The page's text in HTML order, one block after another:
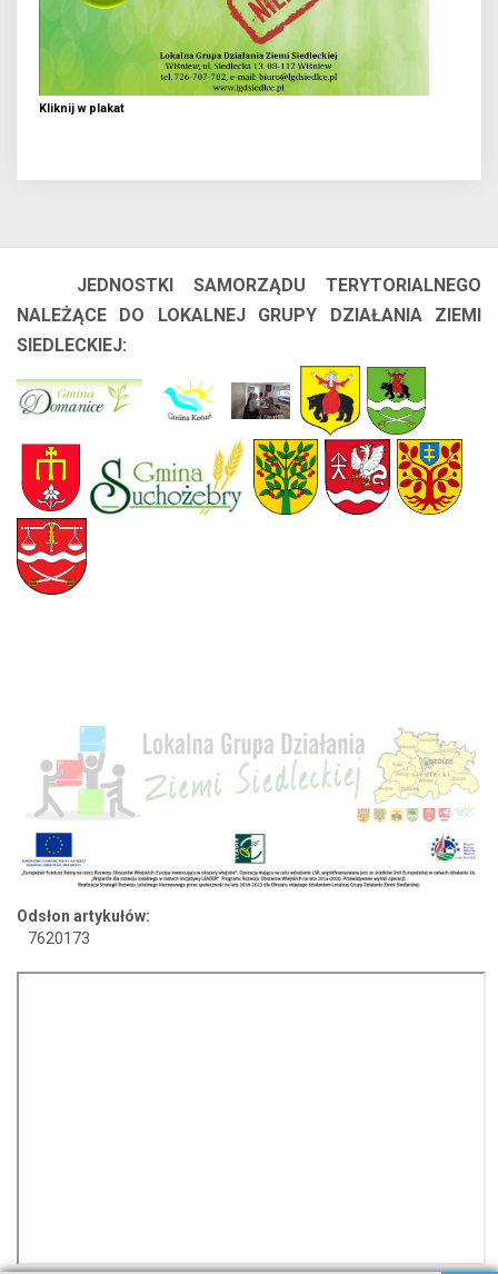
Kliknij w plakat
JEDNOSTKI SAMORZĄDU TERYTORIALNEGO
NALEŻĄCE DO LOKALNEJ GRUPY DZIAŁANIA ZIEMI
SIEDLECKIEJ:
Odsłon artykułów:
7620173